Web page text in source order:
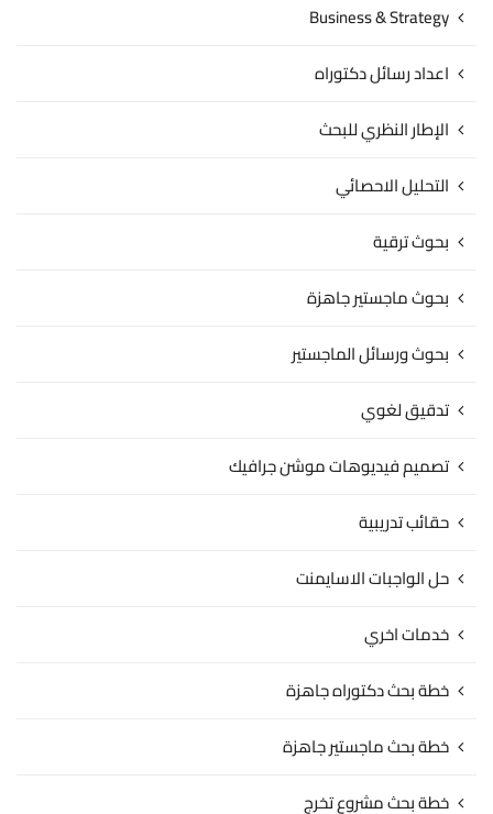
Business & Strategy
اعداد رسائل دكتوراه
الإطار النظري للبحث
التحليل الاحصائي
بحوث ترقية
بحوث ماجستير جاهزة
بحوث ورسائل الماجستير
تدقيق لغوي
تصميم فيديوهات موشن جرافيك
حقائب تدريبية
حل الواجبات الاسايمنت
خدمات اخري
خطة بحث دكتوراه جاهزة
خطة بحث ماجستير جاهزة
خطة بحث مشروع تخرج